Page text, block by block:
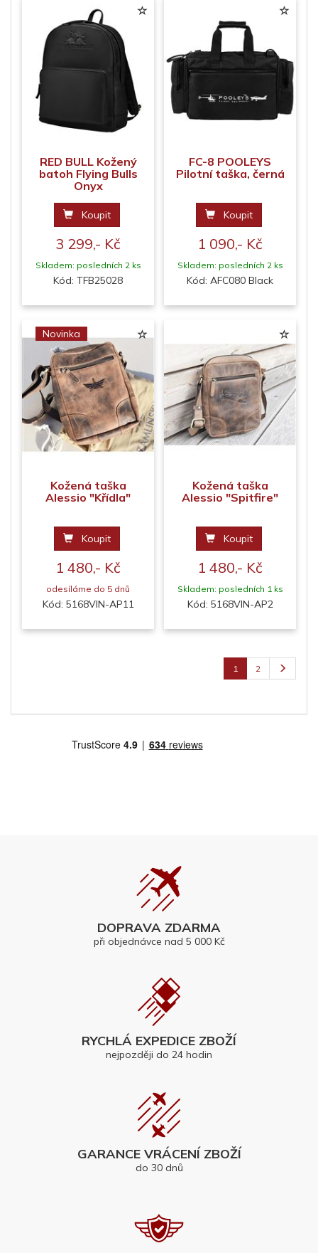
RED BULL Kožený
batoh Flying Bulls
Onyx
Koupit
3 299,- Kč
Skladem: posledních 2 ks
Kód: TFB25028
FC-8 POOLEYS
Pilotní taška, černá
Koupit
1 090,- Kč
Skladem: posledních 2 ks
Kód: AFC080 Black
Novinka
Kožená taška
Alessio "Křídla"
Koupit
1 480,- Kč
odesíláme do 5 dnů
Kód: 5168VIN-AP11
Kožená taška
Alessio "Spitfire"
Koupit
1 480,- Kč
Skladem: posledních 1 ks
Kód: 5168VIN-AP2
1 2
DOPRAVA ZDARMA
při objednávce nad 5 000 Kč
RYCHLÁ EXPEDICE ZBOŽÍ
nejpozději do 24 hodin
GARANCE VRÁCENÍ ZBOŽÍ
do 30 dnů